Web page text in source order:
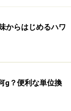
からはじめるハワ
g？便利な単位換